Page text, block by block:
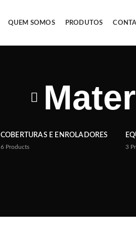
QUEM SOMOS PRODUTOS
COBERTURAS E ENROLADORES
6 Products 3